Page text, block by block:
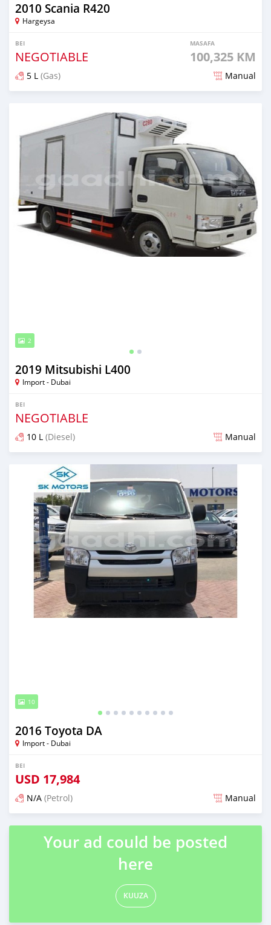
2010 Scania R420
Hargeysa
BEI
NEGOTIABLE
MASAFA
100,325 KM
5 L (Gas) Manual
2
2019 Mitsubishi L400
Import - Dubai
BEI
NEGOTIABLE
10 L (Diesel) Manual
Ilitangazwa zaidi ya miaka 5 iliopita
10
2016 Toyota DA
Import - Dubai
BEI
USD 17,984
N/A (Petrol) Manual
Ilitangazwa karibia miaka 6 iliopita
Your ad could be posted
here
KUUZA